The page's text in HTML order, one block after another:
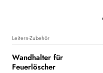
Leitern-Zubehör
Wandhalter für
Feuerlöscher